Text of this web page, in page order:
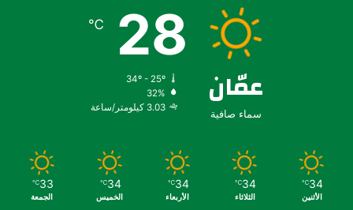
عمّان
سماء صافية
28
℃
34º - 25º
32%
3.03 كيلومتر/ساعة
34
℃
الأثنين
34
℃
الثلاثاء
34
℃
الأربعاء
34
℃
الخميس
33
℃
الجمعة